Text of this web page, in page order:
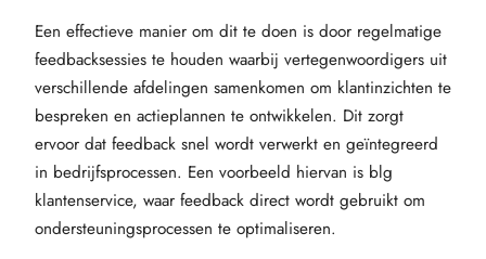
Een effectieve manier om dit te doen is door regelmatige
feedbacksessies te houden waarbij vertegenwoordigers uit
verschillende afdelingen samenkomen om klantinzichten te
bespreken en actieplannen te ontwikkelen. Dit zorgt
ervoor dat feedback snel wordt verwerkt en geïntegreerd
in bedrijfsprocessen. Een voorbeeld hiervan is blg
klantenservice, waar feedback direct wordt gebruikt om
ondersteuningsprocessen te optimaliseren.